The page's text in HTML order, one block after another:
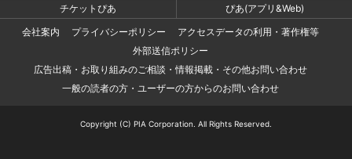
チケットぴあ
ぴあ(アプリ&Web)
会社案内
プライバシーポリシー
アクセスデータの利用・著作権等
外部送信ポリシー
広告出稿・お取り組みのご相談・情報掲載・その他お問い合わせ
一般の読者の方・ユーザーの方からのお問い合わせ
Copyright (C) PIA Corporation. All Rights Reserved.